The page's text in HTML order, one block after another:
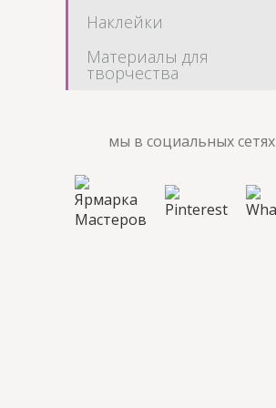
Наклейки
Материалы для
творчества
мы в социальных сетях